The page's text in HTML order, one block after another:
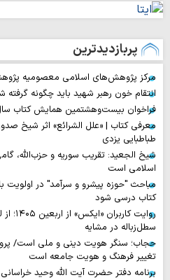
پربازدیدترین
مرکز پژوهش‌های اسلامی معصومیه
انتقام خون رهبر شهید باید چگونه گرفته
فراخوان بیست‌وهشتمین همایش کتاب
معرفی کتاب | «علل الشرائع» اثر شیخ
طباطبایی یزدی
شیخ الجعید: تقریب سوریه و حزب‌الله،
اسلامی است
مباحث "حوزه پیشرو و سرآمد" در اولویت
کتاب درسی شود
روایت‌
سطل‌زباله‌ در مشایه
حجاب؛ سنگر هویت دینی و ملی است/
تغییر فرهنگ و هویت جامعه است
برنامه دفتر حضرت آیت الله وحید